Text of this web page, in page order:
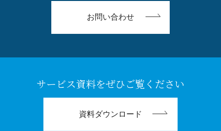
お問い合わせ
サービス資料をぜひご覧ください
資料ダウンロード